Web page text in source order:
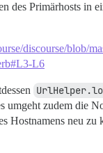
des Primärhosts in
discourse/blob/
L6
umgeht zudem die
Hostnamens neu zu